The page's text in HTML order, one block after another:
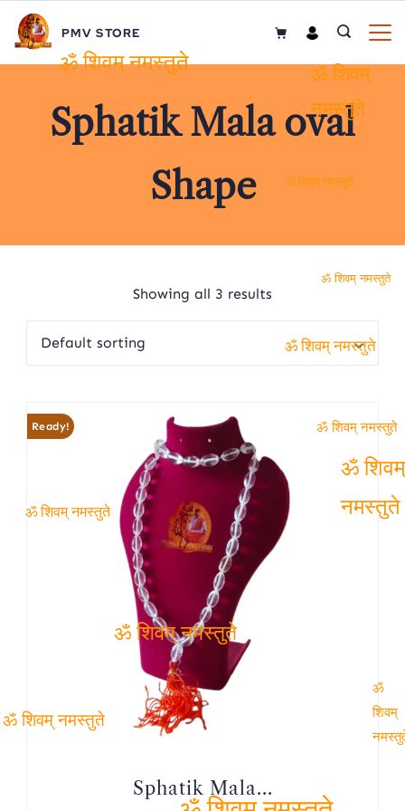
Skip
content
PMV STORE
Sphatik Mala oval
Shape
Showing all 3 results
Ready!
Sphatik Mala...
ॐ शिवम् नमस्तुते
ॐ शिवम् नमस्तुते
ॐ
शिवम्
ॐ शिवम् नमस्तुते
ॐ शिवम् नमस्तुते
ॐ शिवम् नमस्तुते
ॐ शिवम् नमस्तुते
ॐ शिवम् नमस्तुते
ॐ शिवम् नमस्तुते
ॐ
शिवम्
ॐ शिवम्
नमस्तुते